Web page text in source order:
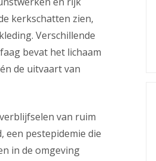
kerkschatten zien,
Verschillende
bevat het lichaam
de uitvaart van
van ruim
een pestepidemie die
in de omgeving